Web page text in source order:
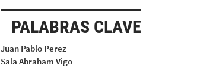
PALABRAS CLAVE
Juan Pablo Perez
Sala Abraham Vigo